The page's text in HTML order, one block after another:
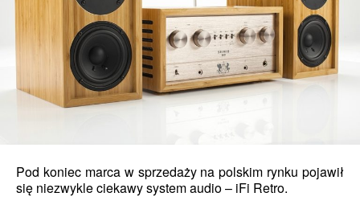
Pod koniec marca w sprzedaży na polskim rynku pojawił
się niezwykle ciekawy system audio – iFi Retro.